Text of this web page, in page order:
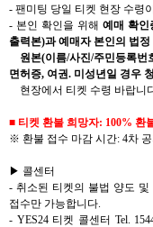
- 팬미팅 당일 티켓 현장 수령
- 본인 확인을 위해 예매 확인
출력본)과 예매자 본인의 법
원본(이름/사진/주민등록번
면허증, 여권. 미성년일 경우
현장에서 티켓 수령 바랍니
■ 티켓 환불 희망자: 100% 환
※ 환불 접수 마감 시간: 4차
▶ 콜센터
-취소된 티켓의 불법 양도 및
접수만 가능합니다.
- YES24 티켓 콜센터 Tel.